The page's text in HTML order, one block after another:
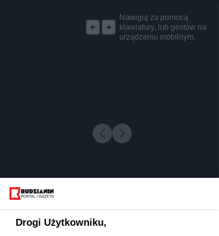
Nawiguj za pomocą
klawiatury, lub gestów na
urządzeniu mobilnym.
Drogi Użytkowniku,